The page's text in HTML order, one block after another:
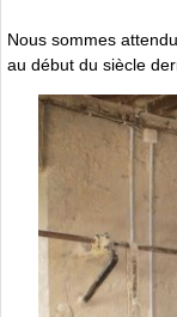
Nous sommes
au début du siècle